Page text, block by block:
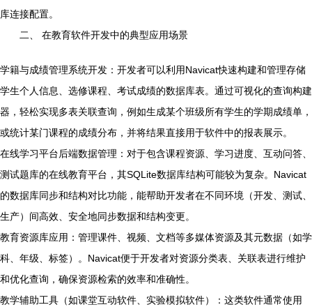
库连接配置。
二、 在教育软件开发中的典型应用场景
学籍与成绩管理系统开发：开发者可以利用Navicat快速构建和管理存储
学生个人信息、选修课程、考试成绩的数据库表。通过可视化的查询构建
器，轻松实现多表关联查询，例如生成某个班级所有学生的学期成绩单，
或统计某门课程的成绩分布，并将结果直接用于软件中的报表展示。
在线学习平台后端数据管理：对于包含课程资源、学习进度、互动问答、
测试题库的在线教育平台，其SQLite数据库结构可能较为复杂。Navicat
的数据库同步和结构对比功能，能帮助开发者在不同环境（开发、测试、
生产）间高效、安全地同步数据和结构变更。
教育资源库应用：管理课件、视频、文档等多媒体资源及其元数据（如学
科、年级、标签）。Navicat便于开发者对资源分类表、关联表进行维护
和优化查询，确保资源检索的效率和准确性。
教学辅助工具（如课堂互动软件、实验模拟软件）：这类软件通常使用